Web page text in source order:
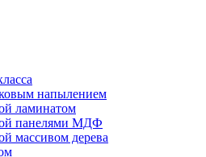
напылением
ламинатом
панелями МДФ
массивом дерева